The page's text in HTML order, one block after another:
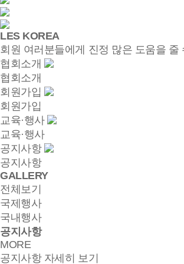
LES KOREA
회원 여러분들에게 진정 많은 도움을
협회소개
협회소개
회원가입
회원가입
교육·행사
교육·행사
공지사항
공지사항
GALLERY
전체보기
국제행사
국내행사
공지사항
MORE
공지사항 자세히 보기